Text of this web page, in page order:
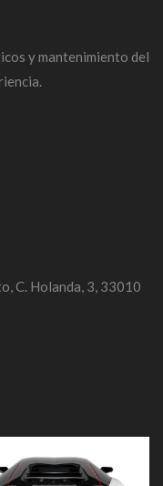
y mantenimiento del
C. Holanda, 3, 33010